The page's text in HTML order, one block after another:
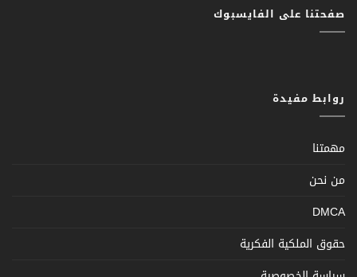
صفحتنا على الفايسبوك
روابط مفيدة
مهمتنا
من نحن
DMCA
حقوق الملكية الفكرية